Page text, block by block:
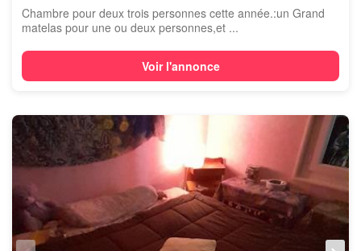
Chambre pour deux trois personnes cette année.:un Grand
matelas pour une ou deux personnes,et ...
Voir l'annonce